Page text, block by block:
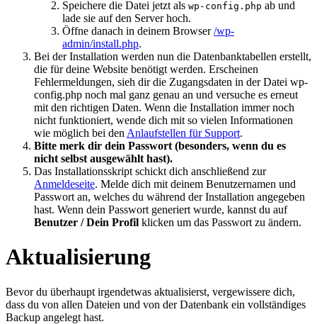
Speichere die Datei jetzt als wp-config.php ab und
lade sie auf den Server hoch.
Öffne danach in deinem Browser/wp-
admin/install.php.
Bei der Installation werden nun die Datenbanktabellen erstellt,
die für deine Website benötigt werden. Erscheinen
Fehlermeldungen, sieh dir die Zugangsdaten in der Datei wp-
config.php noch mal ganz genau an und versuche es erneut
mit den richtigen Daten. Wenn die Installation immer noch
nicht funktioniert, wende dich mit so vielen Informationen
wie möglich bei den Anlaufstellen für Support.
Bitte merk dir dein Passwort (besonders, wenn du es
nicht selbst ausgewählt hast).
Das Installationsskript schickt dich anschließend zur
Anmeldeseite. Melde dich mit deinem Benutzernamen und
Passwort an, welches du während der Installation angegeben
hast. Wenn dein Passwort generiert wurde, kannst du auf
Benutzer / Dein Profil klicken um das Passwort zu ändern.
Aktualisierung
Bevor du überhaupt irgendetwas aktualisierst, vergewissere dich,
dass du von allen Dateien und von der Datenbank ein vollständiges
Backup angelegt hast.